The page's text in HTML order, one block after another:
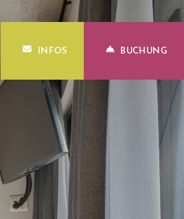
INFOS BUCHUNG